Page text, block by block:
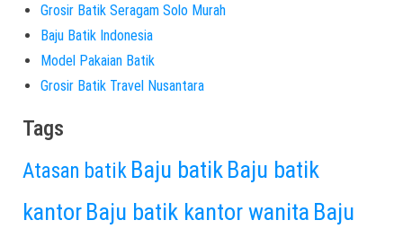
Grosir Batik Seragam Solo Murah
Baju Batik Indonesia
Model Pakaian Batik
Grosir Batik Travel Nusantara
Tags
Atasan batik Baju batik Baju batik
kantor Baju batik kantor wanita Baju